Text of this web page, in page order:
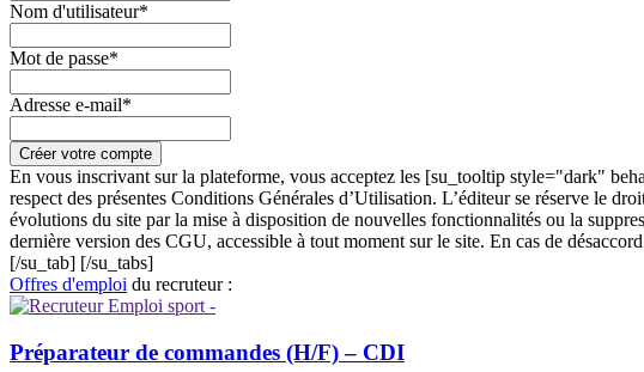
Nom d'utilisateur*
Mot de passe*
Adresse e-mail*
En vous inscrivant sur la plateforme, vous acceptez les [su_tooltip style="dark"
respect des présentes Conditions Générales d’Utilisation. L’éditeur se réserve le
évolutions du site par la mise à disposition de nouvelles fonctionnalités ou la
dernière version des CGU, accessible à tout moment sur le site. En cas de
[/su_tab] [/su_tabs]
Offres d'emploi du recruteur :
Préparateur de commandes (H/F) – CDI